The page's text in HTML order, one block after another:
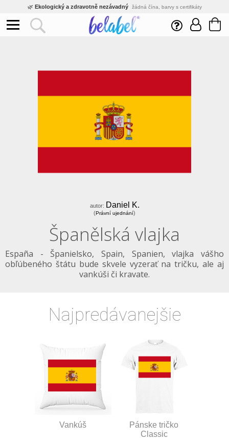
🌿 Ekologický a zdravotně nezávadný žádná čína, barvy s certifikáty
Inovativní výroba vlastní vývoj, nejnovější technologie
Rychlé dodání expedujeme do 24h
🛒Eshop s tradicí od roku 2010
autor: Daniel K.
(Právní ujednání)
Španělská vlajka
España - Španielsko, Spain, Spanien, vlajka vášho
obľúbeného štátu bude skvele vyzerať na tričku, ale aj
vankúši či kravate.
Najpredávanejšie
Vankúš
Pánske tričko
Classic